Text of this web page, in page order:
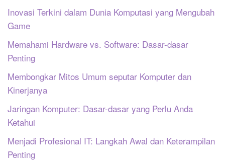
Inovasi Terkini dalam Dunia Komputasi yang Mengubah
Game
Memahami Hardware vs. Software: Dasar-dasar
Penting
Membongkar Mitos Umum seputar Komputer dan
Kinerjanya
Jaringan Komputer: Dasar-dasar yang Perlu Anda
Ketahui
Menjadi Profesional IT: Langkah Awal dan Keterampilan
Penting